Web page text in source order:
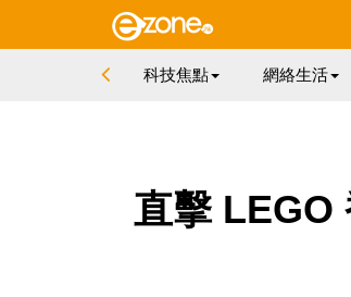
科技焦點 網絡生活
直擊 LEGO